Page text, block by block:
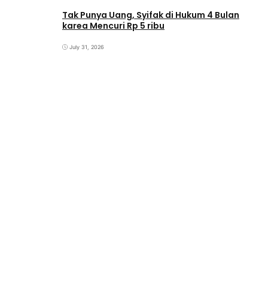
Tak Punya Uang, Syifak di Hukum 4 Bulan
karea Mencuri Rp 5 ribu
July 31, 2026